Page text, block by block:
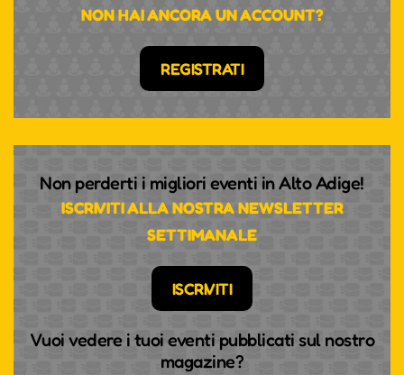
NON HAI ANCORA UN ACCOUNT?
REGISTRATI
Non perderti i migliori eventi in Alto Adige!
ISCRIVITI ALLA NOSTRA NEWSLETTER
SETTIMANALE
ISCRIVITI
Vuoi vedere i tuoi eventi pubblicati sul nostro
magazine?